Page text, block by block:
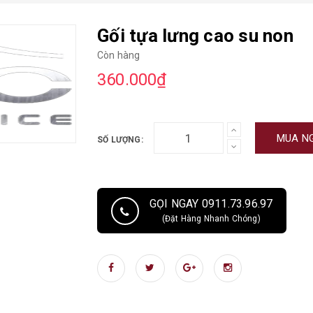
Gối tựa lưng cao su non
Còn hàng
360.000₫
SỐ LƯỢNG: MUA
GỌI NGAY 0911.73.96.97
(Đặt Hàng Nhanh Chóng)